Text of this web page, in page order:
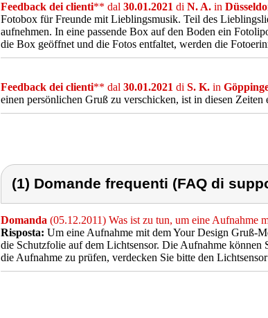
Feedback dei clienti** dal 30.01.2021 di N. A. in
Fotobox für Freunde mit Lieblingsmusik. Teil des
aufnehmen. In eine passende Box auf den Boden ein
die Box geöffnet und die Fotos entfaltet, werden die
Feedback dei clienti** dal 30.01.2021 di S. K. in
einen persönlichen Gruß zu verschicken, ist in diesen Zeiten
(1) Domande frequenti (FAQ di
Domanda (05.12.2011) Was ist zu tun, um eine Aufnahme
Risposta: Um eine Aufnahme mit dem Your Design Gruß-
die Schutzfolie auf dem Lichtsensor. Die Aufnahme können
die Aufnahme zu prüfen, verdecken Sie bitte den